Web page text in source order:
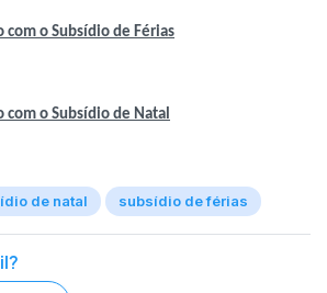
com o Subsídio de Férias
com o Subsídio de Natal
de natal subsídio de férias